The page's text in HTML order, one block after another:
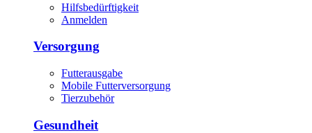
Hilfsbedürftigkeit
Anmelden
Versorgung
Futterausgabe
Mobile Futterversorgung
Tierzubehör
Gesundheit